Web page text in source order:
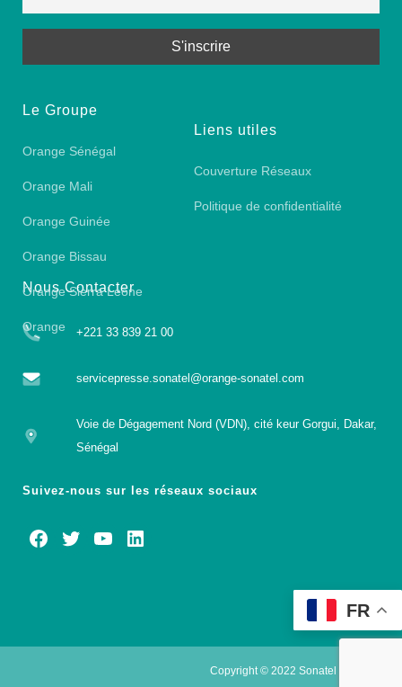
Le Groupe
Orange Sénégal
Orange Mali
Orange Guinée
Orange Bissau
Orange Sierra Leone
Orange
Liens utiles
Couverture Réseaux
Politique de confidentialité
Nous Contacter
+221 33 839 21 00
servicepresse.sonatel@orange-sonatel.com
Voie de Dégagement Nord (VDN), cité keur Gorgui, Dakar,
Sénégal
Suivez-nous sur les réseaux sociaux
Copyright © 2022 Sonatel
FR